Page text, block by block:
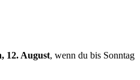
12. August, wenn du bis Sonntag